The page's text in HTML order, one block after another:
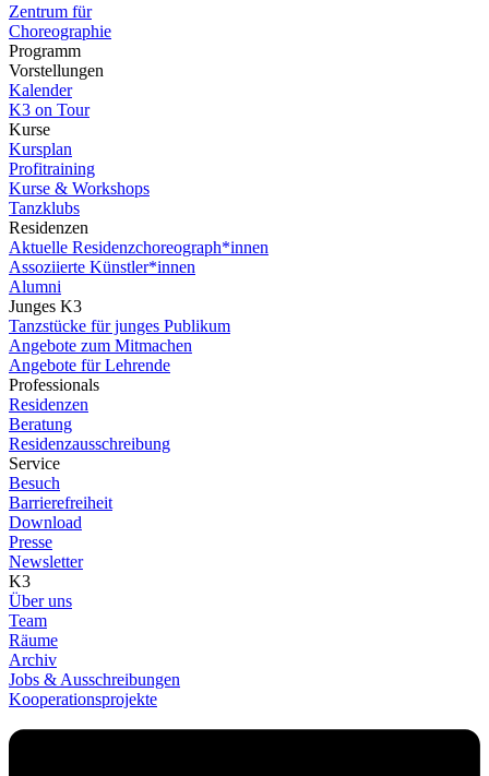
Zentrum für
Choreographie
Programm
Vorstellungen
Kalender
K3 on Tour
Kurse
Kursplan
Profitraining
Kurse & Workshops
Tanzklubs
Residenzen
Aktuelle Residenzchoreograph*innen
Assoziierte Künstler*innen
Alumni
Junges K3
Tanzstücke für junges Publikum
Angebote zum Mitmachen
Angebote für Lehrende
Professionals
Residenzen
Beratung
Residenzausschreibung
Service
Besuch
Barrierefreiheit
Download
Presse
Newsletter
K3
Über uns
Team
Räume
Archiv
Jobs & Ausschreibungen
Kooperationsprojekte